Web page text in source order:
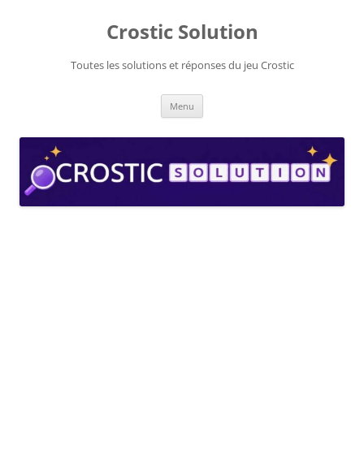
Crostic Solution
Toutes les solutions et réponses du jeu Crostic
Menu